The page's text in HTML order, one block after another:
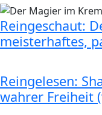
Reingeschaut:
meisterhaftes,
Reingelesen:
wahrer Freiheit